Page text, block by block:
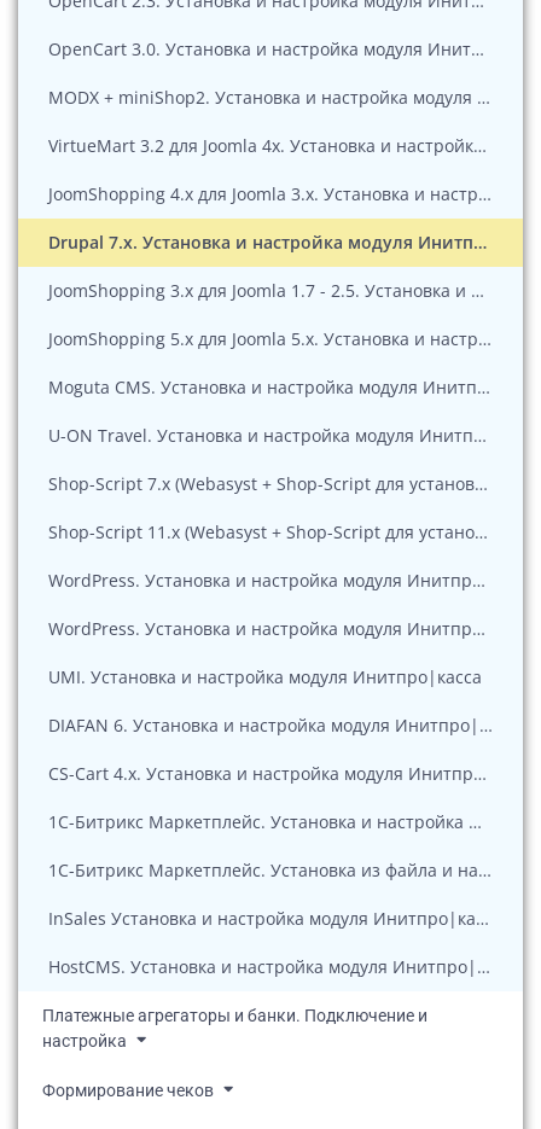
OpenCart 3.0. Установка и настройка модуля Инитпро|касса
MODX + miniShop2. Установка и настройка модуля Инитпро|касса
VirtueMart 3.2 для Joomla 4x. Установка и настройка модуля Инитпро|касса
JoomShopping 4.x для Joomla 3.х. Установка и настройка модуля Инитпро|касса
Drupal 7.x. Установка и настройка модуля Инитпро|касса
JoomShopping 3.x для Joomla 1.7 - 2.5. Установка и настройка модуля ИнитпроIкасса
JoomShopping 5.x для Joomla 5.х. Установка и настройка модуля Инитпро|касса
Moguta CMS. Установка и настройка модуля Инитпро|касса
U-ON Travel. Установка и настройка модуля Инитпро|касса
Shop-Script 7.х (Webasyst + Shop-Script для установки на хостинге или сервере). Установка и настройка модуля Инитпро|касса
Shop-Script 11.х (Webasyst + Shop-Script для установки на хостинге или сервере). Установка и настройка модуля Инитпро|касса
WordPress. Установка и настройка модуля Инитпро|касса
WordPress. Установка и настройка модуля Инитпро|касса для ФФД 1.2
UMI. Установка и настройка модуля Инитпро|касса
DIAFAN 6. Установка и настройка модуля Инитпро|касса
CS-Cart 4.x. Установка и настройка модуля Инитпро|касса
1С-Битрикс Маркетплейс. Установка и настройка модуля Инитпро|касса
1С-Битрикс Маркетплейс. Установка из файла и настройка модуля Инитпро|касса
InSales Установка и настройка модуля Инитпро|касса
HostCMS. Установка и настройка модуля Инитпро|касса
Платежные агрегаторы и банки. Подключение и
настройка
Формирование чеков